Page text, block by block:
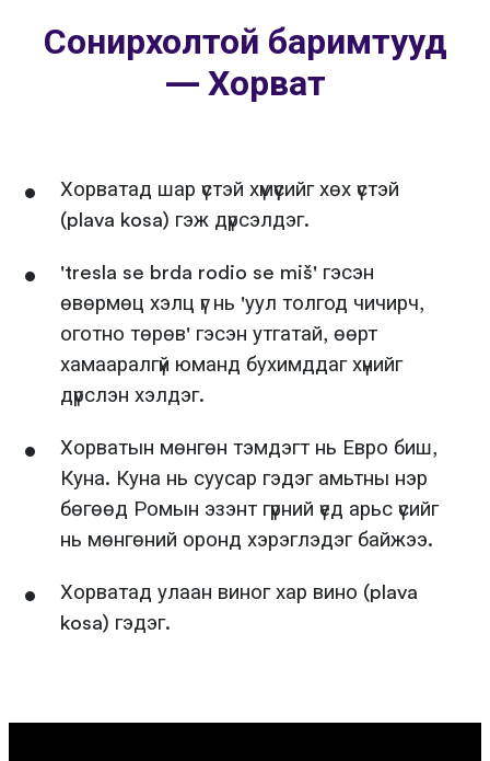
Сонирхолтой баримтууд
— Хорват
Хорватад шар үстэй хүмүүсийг хөх үстэй
(plava kosa) гэж дүрсэлдэг.
'tresla se brda rodio se miš' гэсэн
өвөрмөц хэлц үг нь 'уул толгод чичирч,
оготно төрөв' гэсэн утгатай, өөрт
хамааралгүй юманд бухимддаг хүнийг
дүрслэн хэлдэг.
Хорватын мөнгөн тэмдэгт нь Евро биш,
Куна. Куна нь суусар гэдэг амьтны нэр
бөгөөд Ромын эзэнт гүрний үед арьс үсийг
нь мөнгөний оронд хэрэглэдэг байжээ.
Хорватад улаан виног хар вино (plava
kosa) гэдэг.